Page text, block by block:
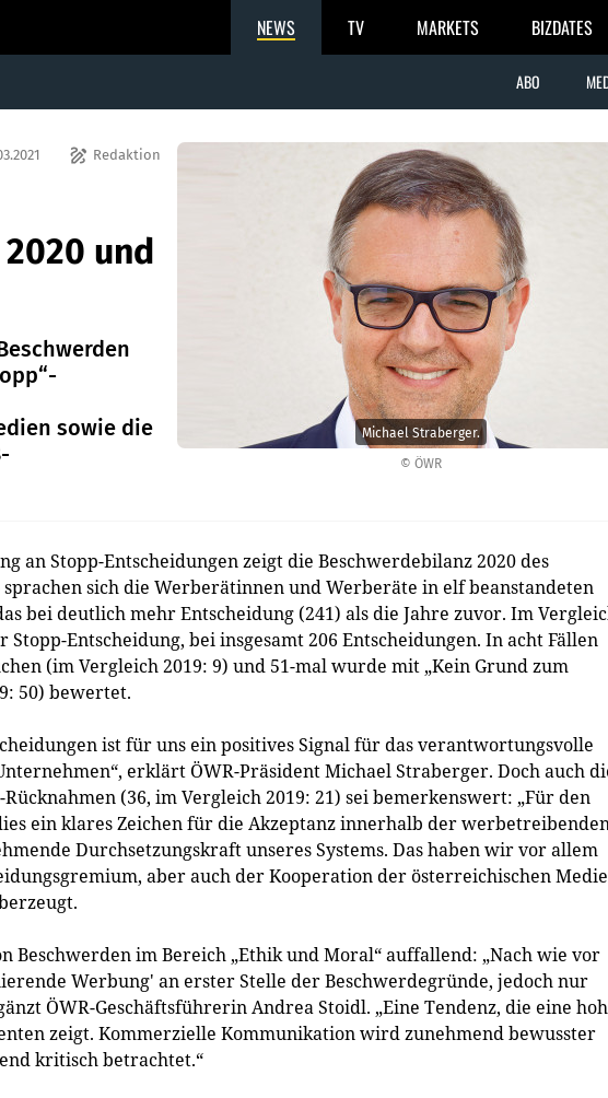
NEWS TV MARKETS BIZDATES
ABO
© ÖWR
Michael Straberger.
draw Redaktion
und
sowie die
an Stopp-Entscheidungen zeigt die Beschwerdebilanz 2020 des
sich die Werberätinnen und Werberäte in elf beanstandeten
bei deutlich mehr Entscheidung (241) als die Jahre zuvor. Im
Stopp-Entscheidung, bei insgesamt 206 Entscheidungen. In acht Fällen
(im Vergleich 2019: 9) und 51-mal wurde mit „Kein Grund zum
50) bewertet.
ist für uns ein positives Signal für das verantwortungsvolle
erklärt ÖWR-Präsident Michael Straberger. Doch auch
(36, im Vergleich 2019: 21) sei bemerkenswert: „Für den
ein klares Zeichen für die Akzeptanz innerhalb der
Durchsetzungskraft unseres Systems. Das haben wir vor allem
aber auch der Kooperation der österreichischen
Beschwerden im Bereich „Ethik und Moral“ auffallend: „Nach wie vor
Werbung' an erster Stelle der Beschwerdegründe, jedoch nur
ÖWR-Geschäftsführerin Andrea Stoidl. „Eine Tendenz, die eine
zeigt. Kommerzielle Kommunikation wird zunehmend bewusster
kritisch betrachtet.“